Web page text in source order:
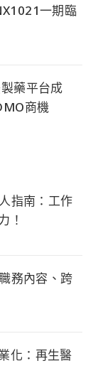
一期臨
藥平台成
商機
指南：工作
！
務內容、跨
化：再生醫